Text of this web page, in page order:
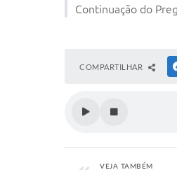
Continuação do
COMPARTILHAR
VEJA TAMBÉM